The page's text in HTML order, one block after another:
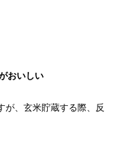
おいしい
が、玄米貯蔵する際、反